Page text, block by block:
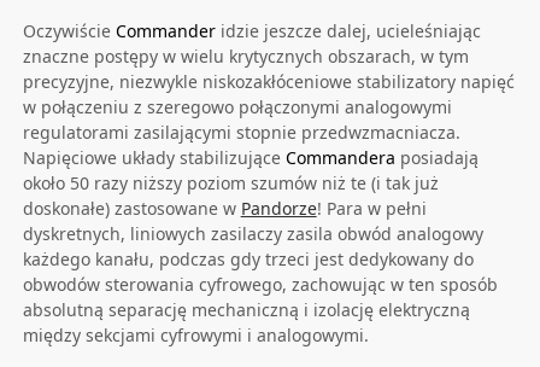
Oczywiście Commanderidzie jeszcze dalej, ucieleśniając
znaczne postępy w wielu krytycznych obszarach, w tym
precyzyjne, niezwykle niskozakłóceniowe stabilizatory napięć
w połączeniu z szeregowo połączonymi analogowymi
regulatorami zasilającymi stopnie przedwzmacniacza.
Napięciowe układy stabilizujące Commandera posiadają
około 50 razy niższy poziom szumów niż te (i tak już
doskonałe) zastosowane w Pandorze! Para w pełni
dyskretnych, liniowych zasilaczy zasila obwód analogowy
każdego kanału, podczas gdy trzeci jest dedykowany do
obwodów sterowania cyfrowego, zachowując w ten sposób
absolutną separację mechaniczną i izolację elektryczną
między sekcjami cyfrowymi i analogowymi.